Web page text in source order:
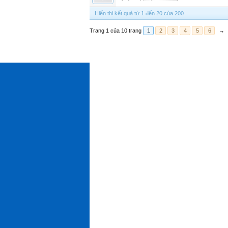
Hiển thị kết quả từ 1 đến 20 của 200
Trang 1 của 10 trang 1 2 3 4 5 6 →